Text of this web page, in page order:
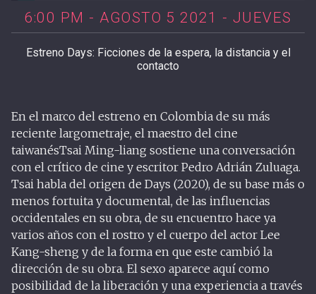
6:00 PM - AGOSTO 5 2021 - JUEVES
Estreno Days: Ficciones de la espera, la distancia y el
contacto
En el marco del estreno en Colombia de su más
reciente largometraje, el maestro del cine
taiwanésTsai Ming-liang sostiene una conversación
con el crítico de cine y escritor Pedro Adrián Zuluaga.
Tsai habla del origen de Days (2020), de su base más o
menos fortuita y documental, de las influencias
occidentales en su obra, de su encuentro hace ya
varios años con el rostro y el cuerpo del actor Lee
Kang-sheng y de la forma en que este cambió la
dirección de su obra. El sexo aparece aquí como
posibilidad de la liberación y una experiencia a través